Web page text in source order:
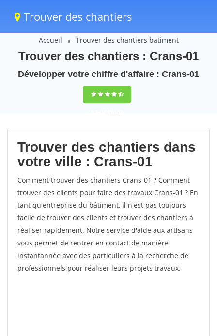
Trouver des chantiers
Accueil Trouver des chantiers batiment
Trouver des chantiers : Crans-01
Développer votre chiffre d'affaire : Crans-01
9,5(100%)62
votes
Trouver des chantiers dans
votre ville : Crans-01
Comment trouver des chantiers Crans-01 ? Comment
trouver des clients pour faire des travaux Crans-01 ? En
tant qu'entreprise du bâtiment, il n'est pas toujours
facile de trouver des clients et trouver des chantiers à
réaliser rapidement. Notre service d'aide aux artisans
vous permet de rentrer en contact de manière
instantannée avec des particuliers à la recherche de
professionnels pour réaliser leurs projets travaux.